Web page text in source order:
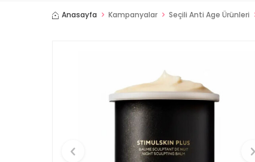
Anasayfa Kampanyalar Seçili Anti Age Ürünleri